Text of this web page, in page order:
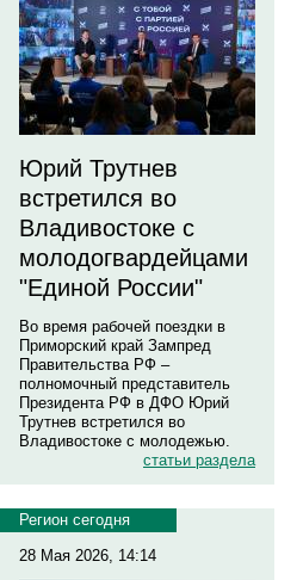
Юрий Трутнев
встретился во
Владивостоке с
молодогвардейцами
"Единой России"
Во время рабочей поездки в
Приморский край Зампред
Правительства РФ –
полномочный представитель
Президента РФ в ДФО Юрий
Трутнев встретился во
Владивостоке с молодежью.
статьи раздела
Регион сегодня
28 Мая 2026, 14:14